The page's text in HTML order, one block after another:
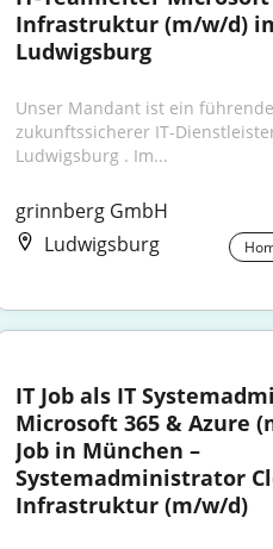
Infrastruktur (m/w/d)
Ludwigsburg
Unser Mandant ist ein
zukunftssicherer IT-
Ludwigsburg . Im...
grinnberg GmbH
Ludwigsburg
IT Job als IT
Microsoft 365 & Azure
Job in München –
Systemadministrator
Infrastruktur (m/w/d)